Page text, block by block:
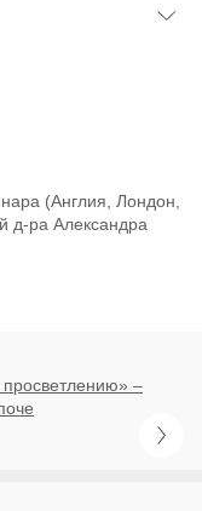
(Англия, Лондон,
д-ра Александра
–